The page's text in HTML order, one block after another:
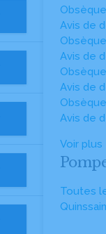
Avis de
Avis de
Avis de
Avis de
Voir plus
Toutes